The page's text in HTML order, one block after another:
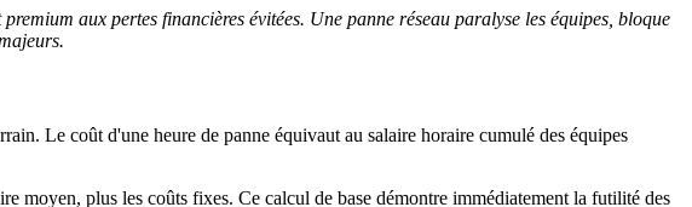
aux pertes financières évitées. Une panne réseau paralyse les équipes, bloque
Le coût d'une heure de panne équivaut au salaire horaire cumulé des équipes
moyen, plus les coûts fixes. Ce calcul de base démontre immédiatement la futilité des